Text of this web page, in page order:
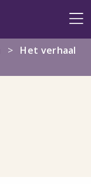
> Het verhaal